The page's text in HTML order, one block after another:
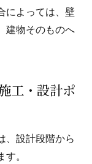
によっては、壁
建物そのものへ
工・設計ポ
、設計段階から
す。